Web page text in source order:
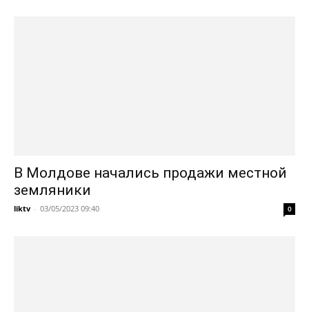
В Молдове начались продажи местной
земляники
liktv - 03/05/2023 09:40 0